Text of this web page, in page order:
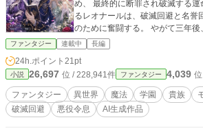
め、 最終的に断罪され破滅する
るレオナールは、破滅回避と名誉
のために奮闘する。 やがて三年後、学園に入学しゲーム本編
がスタート。 しかしそこでは、レ
く、シナリオ強制力によってゲー
く。 「俺は絶対に破滅なんてしない……！ 平穏に暮らすた
めなら、この運命すらあらがってやる！」 平穏
ファンタジー 連載中 長編
24h.ポイント 21pt
小説 26,697 位 / 228,941件 ファンタジー 4,039
ファンタジー 異世界 魔法 学園 貴族
破滅回避
悪役令息 AI生成作品